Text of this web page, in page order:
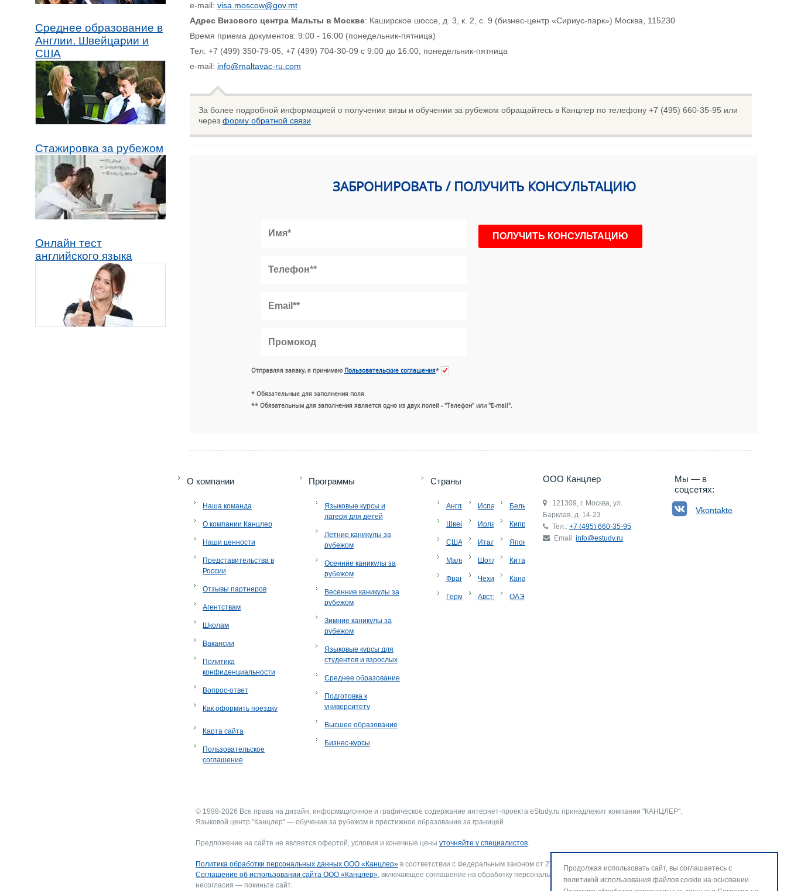
Среднее образование в
Англии, Швейцарии и
США
Стажировка за рубежом
Онлайн тест
английского языка
e-mail: visa.moscow@gov.mt
Адрес Визового центра Мальты в Москве: Каширское шоссе, д. 3, к. 2, с. 9 (бизнес-центр «Сириус-парк») Москва, 115230
Время приема документов: 9:00 - 16:00 (понедельник-пятница)
Тел. +7 (499) 350-79-05, +7 (499) 704-30-09 с 9:00 до 16:00, понедельник-пятница
e-mail: info@maltavac-ru.com
За более подробной информацией о получении визы и обучении за рубежом обращайтесь в Канцлер по телефону +7 (495) 660-35-95 или
через форму обратной связи
ЗАБРОНИРОВАТЬ / ПОЛУЧИТЬ КОНСУЛЬТАЦИЮ
Отправляя заявку, я принимаю Пользовательские соглашения*
* Обязательные для заполнения поля.
** Обязательным для заполнения является одно из двух полей - "Телефон" или "E-mail".
+7 (495) 660-35-95
O компании
Наша команда
О компании Канцлер
Наши ценности
Представительства в
России
Отзывы партнеров
Агентствам
Школам
Вакансии
Политика
конфиденциальности
Вопрос-ответ
Как оформить поездку
Карта сайта
Пользовательское
соглашение
Программы
Языковые курсы и
лагеря для детей
Летние каникулы за
рубежом
Осенние каникулы за
рубежом
Весенние каникулы за
рубежом
Зимние каникулы за
рубежом
Языковые курсы для
студентов и взрослых
Среднее образование
Подготовка к
университету
Высшее образование
Бизнес-курсы
Страны
Англия
Швейцария
США
Мальта
Франция
Германия
Испания
Ирландия
Италия
Шотландия
Чехия
Австрия
Бельгия
Кипр
Япония
Китай
Канада
ОАЭ
ООО Канцлер
121309, г. Москва, ул.
Барклая, д. 14-23
Тел.: +7 (495) 660-35-95
Email: info@estudy.ru
Мы — в
соцсетях:
Vkontakte
© 1998-2026 Все права на дизайн, информационное и графическое содержание интернет-проекта eStudy.ru принадлежит компании "КАНЦЛЕР".
Языковой центр "Канцлер" — обучение за рубежом и престижное образование за границей.
Предложение на сайте не является офертой, условия и конечные цены уточняйте у специалистов.
Политика обработки персональных данных ООО «Канцлер» в соответствии с Федеральным законом от 27.07.2006 г. № 152-ФЗ «О персональных данных».
Соглашение об использовании сайта ООО «Канцлер», включающее соглашение на обработку персональных данных и использование файлов cookie. В случае
несогласия — покиньте сайт.
Продолжая использовать сайт, вы соглашаетесь с
политикой использования файлов cookie на основании